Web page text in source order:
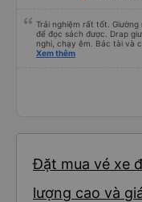
Trải nghiệm rất tốt.
để đọc sách được. Drap
nghi, chạy êm. Bác tài và
trung chuyển về nội thành
Xem thêm
Đặt mua vé xe
lượng cao và